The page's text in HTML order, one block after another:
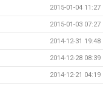
2015-01-04 11:27
2015-01-03 07:27
2014-12-31 19:48
2014-12-28 08:39
2014-12-21 04:19